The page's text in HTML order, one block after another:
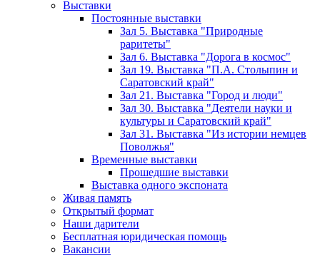
Выставки
Постоянные выставки
Зал 5. Выставка "Природные
раритеты"
Зал 6. Выставка "Дорога в космос"
Зал 19. Выставка "П.А. Столыпин и
Саратовский край"
Зал 21. Выставка "Город и люди"
Зал 30. Выставка "Деятели науки и
культуры и Саратовский край"
Зал 31. Выставка "Из истории немцев
Поволжья"
Временные выставки
Прошедшие выставки
Выставка одного экспоната
Живая память
Открытый формат
Наши дарители
Бесплатная юридическая помощь
Вакансии